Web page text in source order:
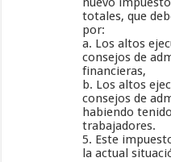
totales, que
por:
a. Los altos
consejos de
financieras,
b. Los altos
consejos de
habiendo
trabajadores.
5. Este
la actual